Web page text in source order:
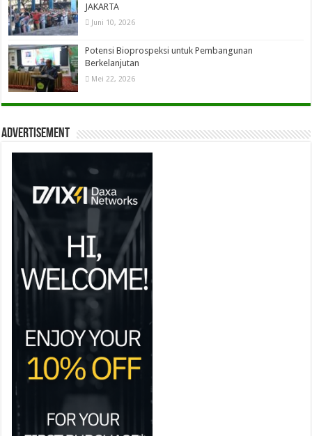
JAKARTA
Juni 10, 2026
Potensi Bioprospeksi untuk Pembangunan
Berkelanjutan
Mei 22, 2026
Advertisement